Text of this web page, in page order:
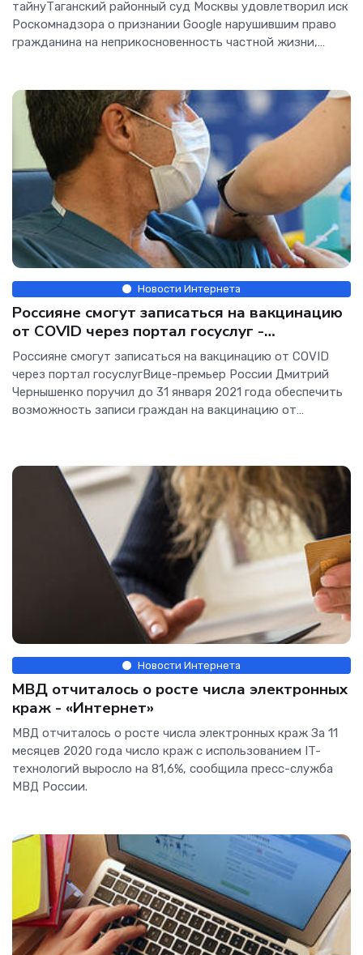
тайнуТаганский районный суд Москвы удовлетворил иск
Роскомнадзора о признании Google нарушившим право
гражданина на неприкосновенность частной жизни,
Новости Интернета
Россияне смогут записаться на вакцинацию
от COVID через портал госуслуг -
«Интернет»
Россияне смогут записаться на вакцинацию от COVID
через портал госуслугВице-премьер России Дмитрий
Чернышенко поручил до 31 января 2021 года обеспечить
возможность записи граждан на вакцинацию от
Новости Интернета
МВД отчиталось о росте числа электронных
краж - «Интернет»
МВД отчиталось о росте числа электронных краж За 11
месяцев 2020 года число краж с использованием IT-
технологий выросло на 81,6%, сообщила пресс-служба
МВД России.